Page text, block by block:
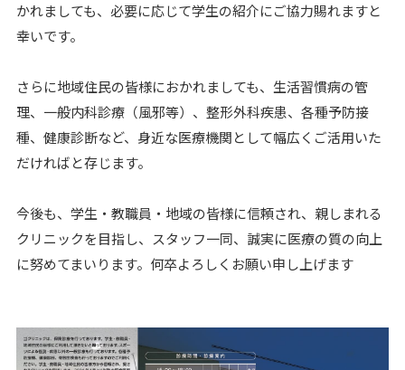
かれましても、必要に応じて学生の紹介にご協力賜れますと
幸いです。
さらに地域住民の皆様におかれましても、生活習慣病の管
理、一般内科診療（風邪等）、整形外科疾患、各種予防接
種、健康診断など、身近な医療機関として幅広くご活用いた
だければと存じます。
今後も、学生・教職員・地域の皆様に信頼され、親しまれる
クリニックを目指し、スタッフ一同、誠実に医療の質の向上
に努めてまいります。何卒よろしくお願い申し上げます